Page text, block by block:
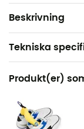
Beskrivning
Bluesign®
Tekniska
Den dagliga
Produktnamn
Produkt(er)